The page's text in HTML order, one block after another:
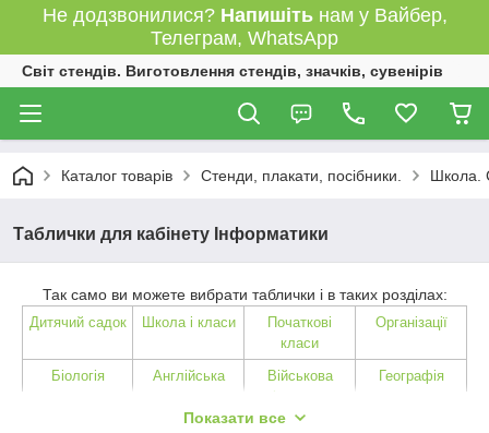
Не додзвонилися? Напишітьнам у Вайбер,
Телеграм, WhatsApp
Світ стендів. Виготовлення стендів, значків, сувенірів
Каталог товарів Стенди, плакати, посібники. Школа.
Таблички для кабінету Інформатики
Так само ви можете вибрати таблички і в таких розділах:
Дитячий садок Школа і класи
Початкові
класи
Організації
Біологія
Англійська
Військова
підготовка
Географія
Показати все